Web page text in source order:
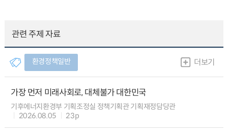
관련 주제 자료
환경정책일반 더보기
가장 먼저 미래사회로, 대체불가 대한민국
기후에너지환경부 기획조정실 정책기획관 기획재정담당관
2026.08.05
23p